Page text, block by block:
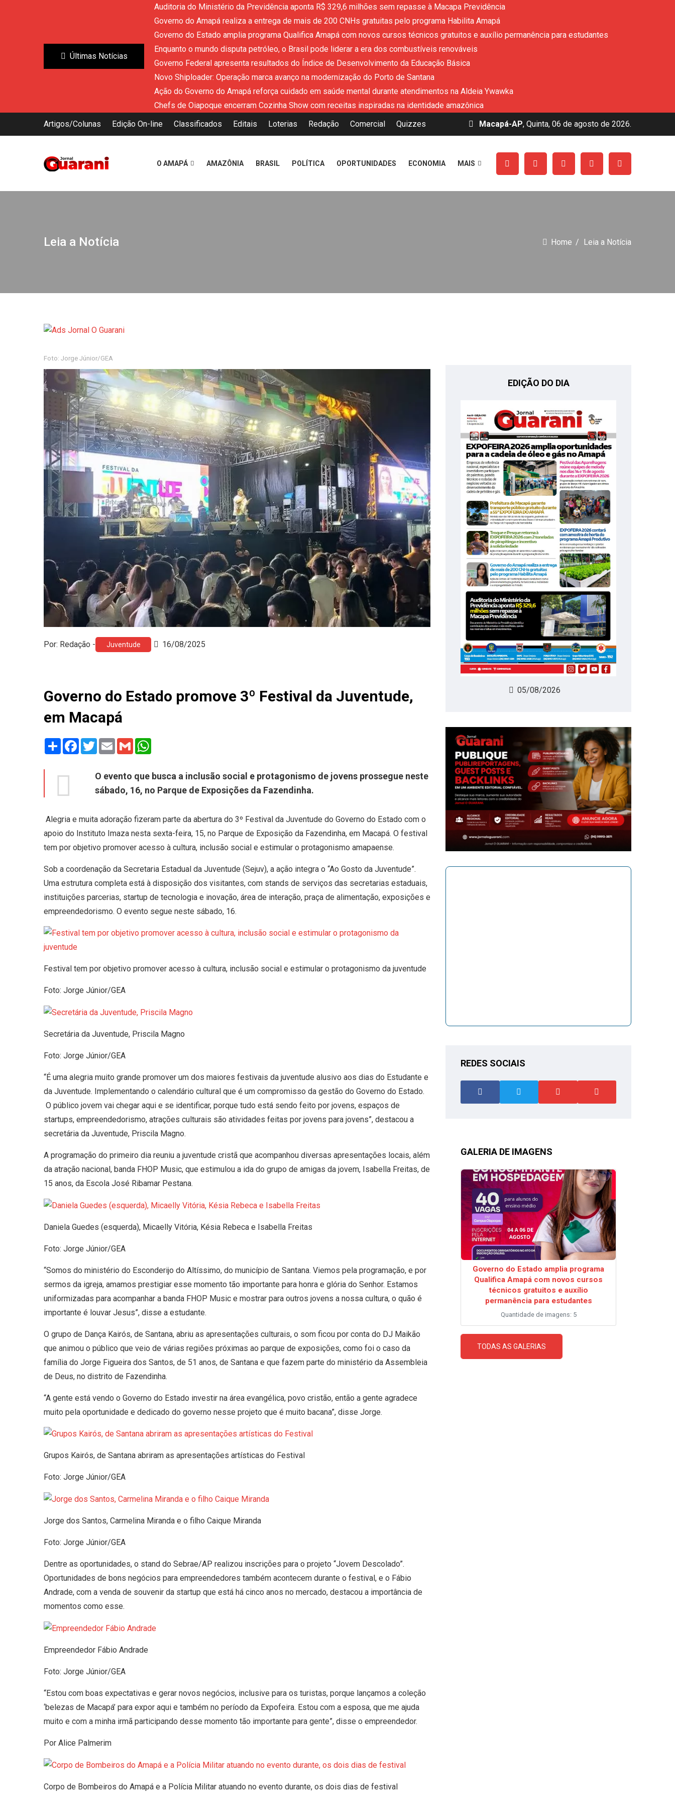
Últimas Notícias
Auditoria do Ministério da Previdência aponta R$ 329,6 milhões sem repasse à Macapa Previdência
Governo do Amapá realiza a entrega de mais de 200 CNHs gratuitas pelo programa Habilita Amapá
Governo do Estado amplia programa Qualifica Amapá com novos cursos técnicos gratuitos e auxílio permanência para estudantes
Enquanto o mundo disputa petróleo, o Brasil pode liderar a era dos combustíveis renováveis
Governo Federal apresenta resultados do Índice de Desenvolvimento da Educação Básica
Novo Shiploader: Operação marca avanço na modernização do Porto de Santana
Ação do Governo do Amapá reforça cuidado em saúde mental durante atendimentos na Aldeia Ywawka
Chefs de Oiapoque encerram Cozinha Show com receitas inspiradas na identidade amazônica
Artigos/Colunas
Edição On-line Classificados Editais Loterias Redação Comercial Quizzes Macapá-AP, Quinta, 06 de agosto de 2026.
O AMAPÁ AMAZÔNIA BRASIL POLÍTICA OPORTUNIDADES ECONOMIA MAIS
Leia a Notícia Home Leia a Notícia
Foto: Jorge Júnior/GEA
Por: Redação - Juventude 16/08/2025
Governo do Estado promove 3º Festival da Juventude,
em Macapá
Share Facebook
TwitterEmail Gmail
O evento que busca a inclusão social e protagonismo de jovens prossegue neste
sábado, 16, no Parque de Exposições da Fazendinha.
Alegria e muita adoração fizeram parte da abertura do 3º Festival da Juventude do Governo do Estado com o
apoio do Instituto Imaza nesta sexta-feira, 15, no Parque de Exposição da Fazendinha, em Macapá. O festival
tem por objetivo promover acesso à cultura, inclusão social e estimular o protagonismo amapaense.
Sob a coordenação da Secretaria Estadual da Juventude (Sejuv), a ação integra o “Ao Gosto da Juventude”.
Uma estrutura completa está à disposição dos visitantes, com stands de serviços das secretarias estaduais,
instituições parcerias, startup de tecnologia e inovação, área de interação, praça de alimentação, exposições e
empreendedorismo. O evento segue neste sábado, 16.
Festival tem por objetivo promover acesso à cultura, inclusão social e estimular o protagonismo da juventude
Foto: Jorge Júnior/GEA
Secretária da Juventude, Priscila Magno
Foto: Jorge Júnior/GEA
“É uma alegria muito grande promover um dos maiores festivais da juventude alusivo aos dias do Estudante e
da Juventude. Implementando o calendário cultural que é um compromisso da gestão do Governo do Estado.
O público jovem vai chegar aqui e se identificar, porque tudo está sendo feito por jovens, espaços de
startups, empreendedorismo, atrações culturais são atividades feitas por jovens para jovens”, destacou a
secretária da Juventude, Priscila Magno.
A programação do primeiro dia reuniu a juventude cristã que acompanhou diversas apresentações locais, além
da atração nacional, banda FHOP Music, que estimulou a ida do grupo de amigas da jovem, Isabella Freitas, de
15 anos, da Escola José Ribamar Pestana.
Daniela Guedes (esquerda), Micaelly Vitória, Késia Rebeca e Isabella Freitas
Foto: Jorge Júnior/GEA
“Somos do ministério do Esconderijo do Altíssimo, do município de Santana. Viemos pela programação, e por
sermos da igreja, amamos prestigiar esse momento tão importante para honra e glória do Senhor. Estamos
uniformizadas para acompanhar a banda FHOP Music e mostrar para outros jovens a nossa cultura, o quão é
importante é louvar Jesus”, disse a estudante.
O grupo de Dança Kairós, de Santana, abriu as apresentações culturais, o som ficou por conta do DJ Maikão
que animou o público que veio de várias regiões próximas ao parque de exposições, como foi o caso da
família do Jorge Figueira dos Santos, de 51 anos, de Santana e que fazem parte do ministério da Assembleia
de Deus, no distrito de Fazendinha.
“A gente está vendo o Governo do Estado investir na área evangélica, povo cristão, então a gente agradece
muito pela oportunidade e dedicado do governo nesse projeto que é muito bacana”, disse Jorge.
Grupos Kairós, de Santana abriram as apresentações artísticas do Festival
Foto: Jorge Júnior/GEA
Jorge dos Santos, Carmelina Miranda e o filho Caique Miranda
Foto: Jorge Júnior/GEA
Dentre as oportunidades, o stand do Sebrae/AP realizou inscrições para o projeto “Jovem Descolado”.
Oportunidades de bons negócios para empreendedores também acontecem durante o festival, e o Fábio
Andrade, com a venda de souvenir da startup que está há cinco anos no mercado, destacou a importância de
momentos como esse.
Empreendedor Fábio Andrade
Foto: Jorge Júnior/GEA
“Estou com boas expectativas e gerar novos negócios, inclusive para os turistas, porque lançamos a coleção
‘belezas de Macapá’ para expor aqui e também no período da Expofeira. Estou com a esposa, que me ajuda
muito e com a minha irmã participando desse momento tão importante para gente”, disse o empreendedor.
Por Alice Palmerim
Corpo de Bombeiros do Amapá e a Polícia Militar atuando no evento durante, os dois dias de festival
EDIÇÃO DO DIA
05/08/2026
REDES SOCIAIS
GALERIA DE IMAGENS
Governo do Estado amplia programa
Qualifica Amapá com novos cursos
técnicos gratuitos e auxílio
permanência para estudantes
Quantidade de imagens: 5
TODAS AS GALERIAS